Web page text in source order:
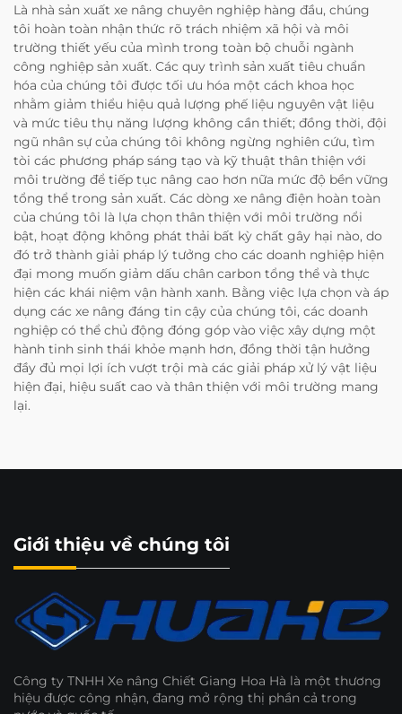
Là nhà sản xuất xe nâng chuyên nghiệp hàng đầu, chúng
tôi hoàn toàn nhận thức rõ trách nhiệm xã hội và môi
trường thiết yếu của mình trong toàn bộ chuỗi ngành
công nghiệp sản xuất. Các quy trình sản xuất tiêu chuẩn
hóa của chúng tôi được tối ưu hóa một cách khoa học
nhằm giảm thiểu hiệu quả lượng phế liệu nguyên vật liệu
và mức tiêu thụ năng lượng không cần thiết; đồng thời, đội
ngũ nhân sự của chúng tôi không ngừng nghiên cứu, tìm
tòi các phương pháp sáng tạo và kỹ thuật thân thiện với
môi trường để tiếp tục nâng cao hơn nữa mức độ bền vững
tổng thể trong sản xuất. Các dòng xe nâng điện hoàn toàn
của chúng tôi là lựa chọn thân thiện với môi trường nổi
bật, hoạt động không phát thải bất kỳ chất gây hại nào, do
đó trở thành giải pháp lý tưởng cho các doanh nghiệp hiện
đại mong muốn giảm dấu chân carbon tổng thể và thực
hiện các khái niệm vận hành xanh. Bằng việc lựa chọn và áp
dụng các xe nâng đáng tin cậy của chúng tôi, các doanh
nghiệp có thể chủ động đóng góp vào việc xây dựng một
hành tinh sinh thái khỏe mạnh hơn, đồng thời tận hưởng
đầy đủ mọi lợi ích vượt trội mà các giải pháp xử lý vật liệu
hiện đại, hiệu suất cao và thân thiện với môi trường mang
lại.
Giới thiệu về chúng tôi
Công ty TNHH Xe nâng Chiết Giang Hoa Hà là một thương
hiệu được công nhận, đang mở rộng thị phần cả trong